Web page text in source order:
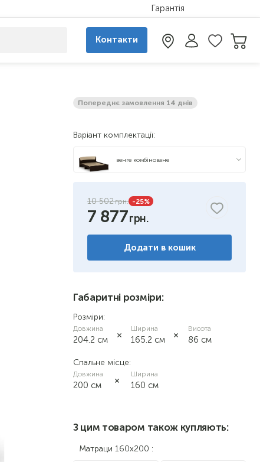
Гарантія
Контакти
Попереднє замовлення 14 днів
Варіант комплектації:
венге комбіноване
бук
дуб сонома
10 502 -25%
7 877
Додати в кошик
Габаритні розміри:
Розміри:
Довжина
204.2 см
Ширина
165.2 см
Висота
86 см
Спальне місце:
Довжина
200 см
Ширина
160 см
З цим товаром також купляють:
Матраци 160х200 :